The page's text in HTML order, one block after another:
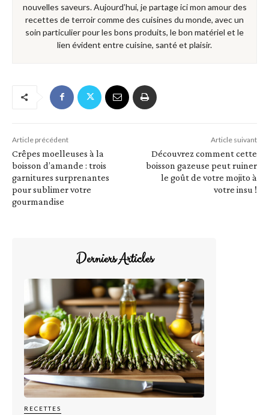
nouvelles saveurs. Aujourd’hui, je partage ici mon amour des
recettes de terroir comme des cuisines du monde, avec un
soin particulier pour les bons produits, le bon matériel et le
lien évident entre cuisine, santé et plaisir.
Article précédent
Crêpes moelleuses à la
boisson d’amande : trois
garnitures surprenantes
pour sublimer votre
gourmandise
Article suivant
Découvrez comment cette
boisson gazeuse peut ruiner
le goût de votre mojito à
votre insu !
Derniers Articles
RECETTES